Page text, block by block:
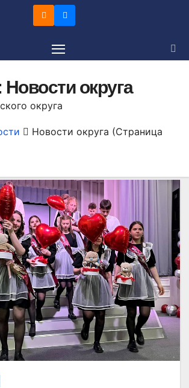
Новости округа
округа
Новости округа (Страница